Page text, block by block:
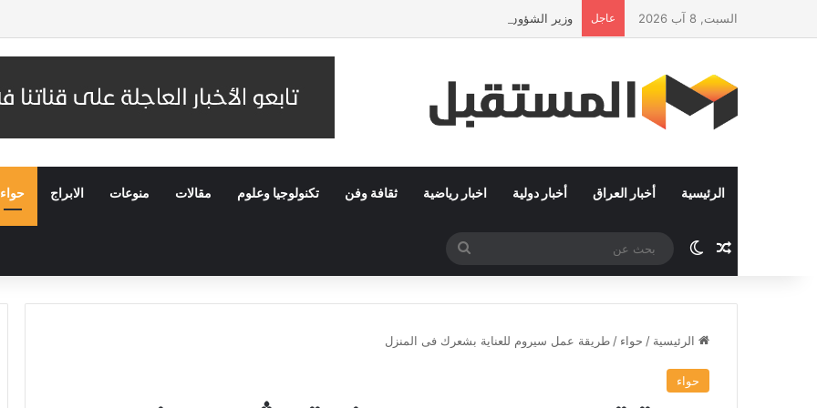
السبت, 8 آب 2026 عاجل وزير الشؤون الإسلامية يفتتح التصفيات النهائية لمسابقة الملك عبدالعزيز الدولية للقرآن الكريم في دورتها الـ46
الرئيسية أخبار العراق أخبار دولية اخبار رياضية ثقافة وفن تكنولوجيا وعلوم مقالات منوعات الابراج حواء
مقال عشوائي
الوضع المظلم
عن
الرئيسية / حواء / طريقة عمل سيروم للعناية بشعرك فى المنزل
حواء